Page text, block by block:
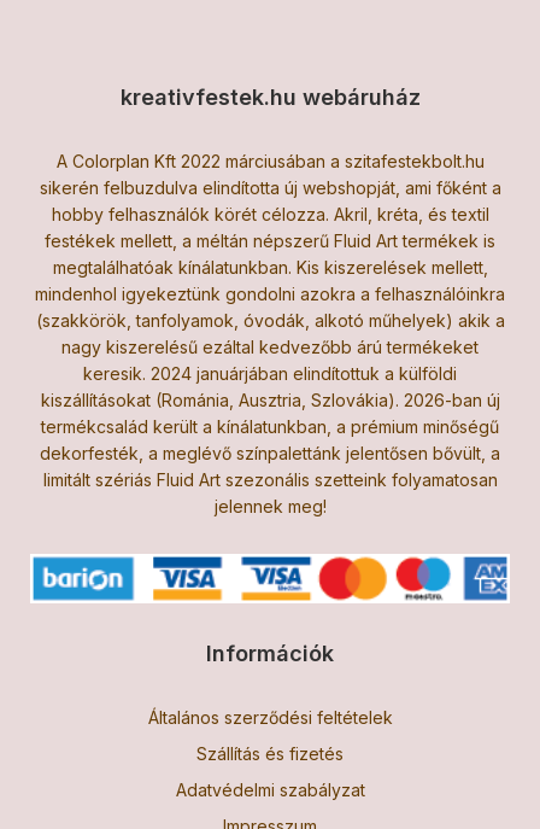
kreativfestek.hu webáruház
A Colorplan Kft 2022 márciusában a szitafestekbolt.hu
sikerén felbuzdulva elindította új webshopját, ami főként a
hobby felhasználók körét célozza. Akril, kréta, és textil
festékek mellett, a méltán népszerű Fluid Art termékek is
megtalálhatóak kínálatunkban. Kis kiszerelések mellett,
mindenhol igyekeztünk gondolni azokra a felhasználóinkra
(szakkörök, tanfolyamok, óvodák, alkotó műhelyek) akik a
nagy kiszerelésű ezáltal kedvezőbb árú termékeket
keresik. 2024 januárjában elindítottuk a külföldi
kiszállításokat (Románia, Ausztria, Szlovákia). 2026-ban új
termékcsalád került a kínálatunkban, a prémium minőségű
dekorfesték, a meglévő színpalettánk jelentősen bővült, a
limitált szériás Fluid Art szezonális szetteink folyamatosan
jelennek meg!
Információk
Általános szerződési feltételek
Szállítás és fizetés
Adatvédelmi szabályzat